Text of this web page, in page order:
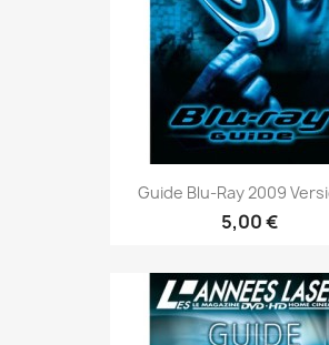
Guide Blu-Ray 2009
5,00 €